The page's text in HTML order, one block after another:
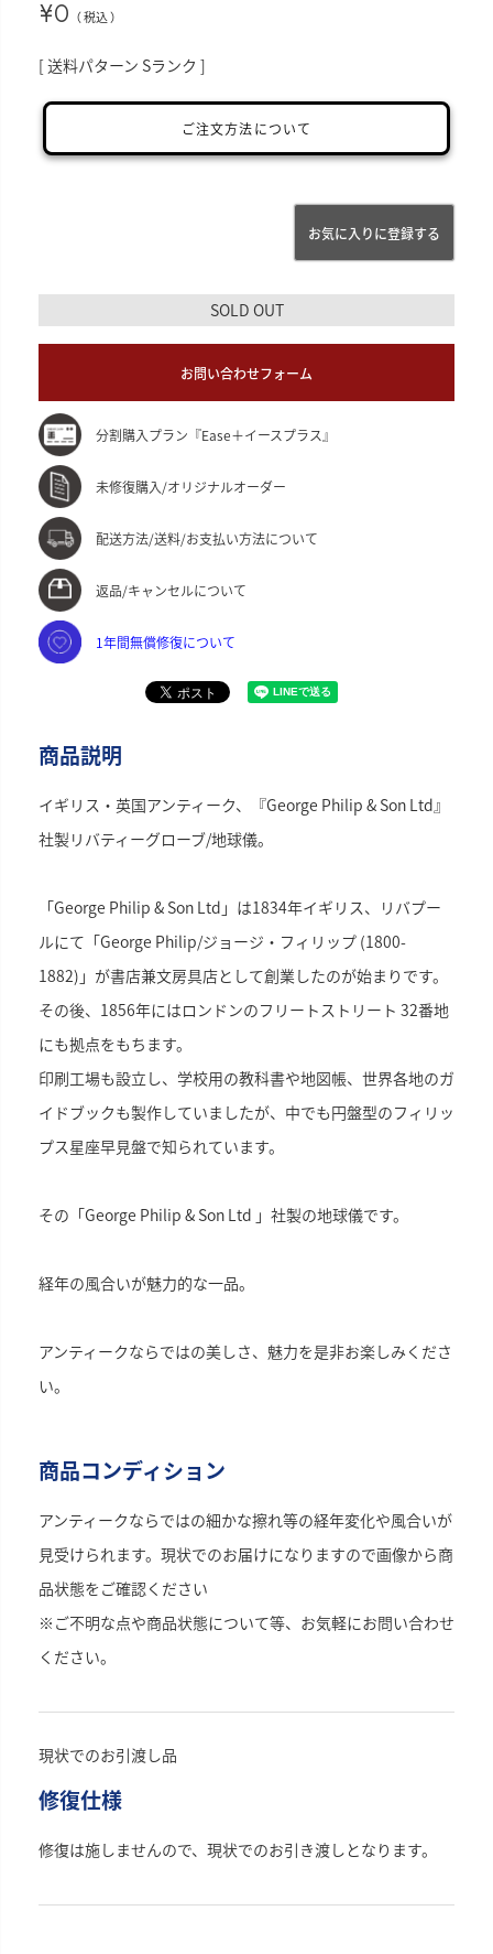
¥0 税込
送料パターン Sランク
ご注文方法について
お気に入りに登録する
SOLD OUT
お問い合わせフォーム
分割購入プラン『Ease＋イースプラス』
未修復購入/オリジナルオーダー
配送方法/送料/お支払い方法について
返品/キャンセルについて
1年間無償修復について
商品説明
イギリス・英国アンティーク、『George Philip & Son Ltd』
社製リバティーグローブ/地球儀。
「George Philip & Son Ltd」は1834年イギリス、リバプー
ルにて「George Philip/ジョージ・フィリップ (1800-
1882)」が書店兼文房具店として創業したのが始まりです。
その後、1856年にはロンドンのフリートストリート 32番地
にも拠点をもちます。
印刷工場も設立し、学校用の教科書や地図帳、世界各地のガ
イドブックも製作していましたが、中でも円盤型のフィリッ
プス星座早見盤で知られています。
その「George Philip & Son Ltd 」社製の地球儀です。
経年の風合いが魅力的な一品。
アンティークならではの美しさ、魅力を是非お楽しみくださ
い。
商品コンディション
アンティークならではの細かな擦れ等の経年変化や風合いが
見受けられます。現状でのお届けになりますので画像から商
品状態をご確認ください
※ご不明な点や商品状態について等、お気軽にお問い合わせ
ください。
現状でのお引渡し品
修復仕様
修復は施しませんので、現状でのお引き渡しとなります。